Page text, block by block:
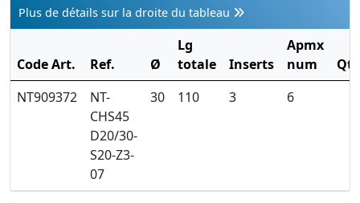
Plus de détails sur la droite du tableau
Code Art. Ref. Ø
Lg
totale
Inserts
Apmx
num
Qté
NT909372
NT-
CHS45
D20/30-
S20-Z3-
07
30 110 3 6